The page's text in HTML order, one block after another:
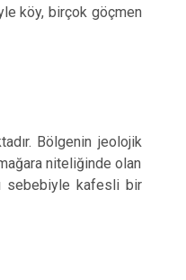
köy, birçok göçmen
Bölgenin jeolojik
niteliğinde olan
sebebiyle kafesli bir